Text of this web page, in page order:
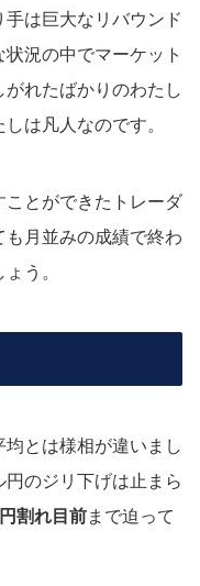
は巨大なリバウンド
況の中でマーケット
れたばかりのわたし
は凡人なのです。
とができたトレーダ
月並みの成績で終わ
う。
とは様相が違いまし
のジリ下げは止まら
割れ目前まで迫って